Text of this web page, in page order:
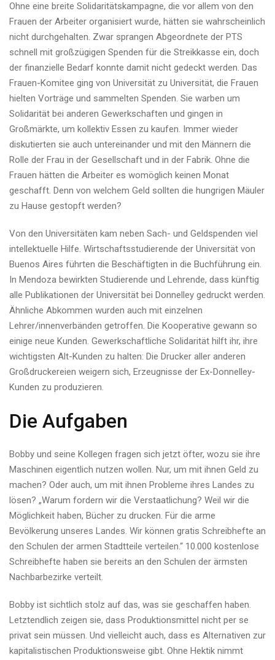
Ohne eine breite Solidaritätskampagne, die vor allem von den
Frauen der Arbeiter organisiert wurde, hätten sie wahrscheinlich
nicht durchgehalten. Zwar sprangen Abgeordnete der PTS
schnell mit großzügigen Spenden für die Streikkasse ein, doch
der finanzielle Bedarf konnte damit nicht gedeckt werden. Das
Frauen-Komitee ging von Universität zu Universität, die Frauen
hielten Vorträge und sammelten Spenden. Sie warben um
Solidarität bei anderen Gewerkschaften und gingen in
Großmärkte, um kollektiv Essen zu kaufen. Immer wieder
diskutierten sie auch untereinander und mit den Männern die
Rolle der Frau in der Gesellschaft und in der Fabrik. Ohne die
Frauen hätten die Arbeiter es womöglich keinen Monat
geschafft. Denn von welchem Geld sollten die hungrigen Mäuler
zu Hause gestopft werden?
Von den Universitäten kam neben Sach- und Geldspenden viel
intellektuelle Hilfe. Wirtschaftsstudierende der Universität von
Buenos Aires führten die Beschäftigten in die Buchführung ein.
In Mendoza bewirkten Studierende und Lehrende, dass künftig
alle Publikationen der Universität bei Donnelley gedruckt werden.
Ähnliche Abkommen wurden auch mit einzelnen
Lehrer/innenverbänden getroffen. Die Kooperative gewann so
einige neue Kunden. Gewerkschaftliche Solidarität hilft ihr, ihre
wichtigsten Alt-Kunden zu halten: Die Drucker aller anderen
Großdruckereien weigern sich, Erzeugnisse der Ex-Donnelley-
Kunden zu produzieren.
Die Aufgaben
Bobby und seine Kollegen fragen sich jetzt öfter, wozu sie ihre
Maschinen eigentlich nutzen wollen. Nur, um mit ihnen Geld zu
machen? Oder auch, um mit ihnen Probleme ihres Landes zu
lösen? „Warum fordern wir die Verstaatlichung? Weil wir die
Möglichkeit haben, Bücher zu drucken. Für die arme
Bevölkerung unseres Landes. Wir können gratis Schreibhefte an
den Schulen der armen Stadtteile verteilen.“ 10.000 kostenlose
Schreibhefte haben sie bereits an den Schulen der ärmsten
Nachbarbezirke verteilt.
Bobby ist sichtlich stolz auf das, was sie geschaffen haben.
Letztendlich zeigen sie, dass Produktionsmittel nicht per se
privat sein müssen. Und vielleicht auch, dass es Alternativen zur
kapitalistischen Produktionsweise gibt. Ohne Hektik nimmt